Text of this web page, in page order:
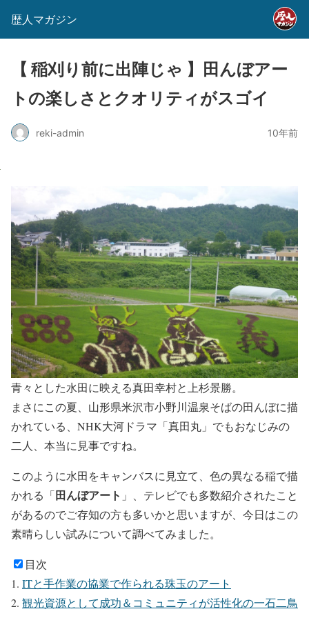
歴人マガジン
【 稲刈り前に出陣じゃ 】田んぼアー
トの楽しさとクオリティがスゴイ
reki-admin 10年前
青々とした水田に映える真田幸村と上杉景勝。
まさにこの夏、山形県米沢市小野川温泉そばの田んぼに描
かれている、NHK大河ドラマ「真田丸」でもおなじみの
二人、本当に見事ですね。
このように水田をキャンバスに見立て、色の異なる稲で描
かれる「田んぼアート 」、テレビでも多数紹介されたこと
があるのでご存知の方も多いかと思いますが、今日はこの
素晴らしい試みについて調べてみました。
目次
ITと手作業の協業で作られる珠玉のアート
観光資源として成功＆コミュニティが活性化の一石二鳥